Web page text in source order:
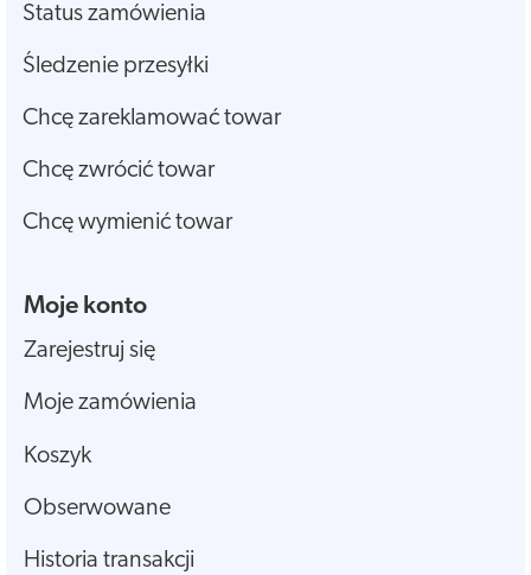
Status zamówienia
Śledzenie przesyłki
Chcę zareklamować towar
Chcę zwrócić towar
Chcę wymienić towar
Moje konto
Zarejestruj się
Moje zamówienia
Koszyk
Obserwowane
Historia transakcji